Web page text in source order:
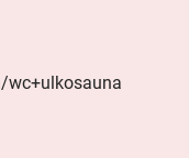
wc+ulkosauna